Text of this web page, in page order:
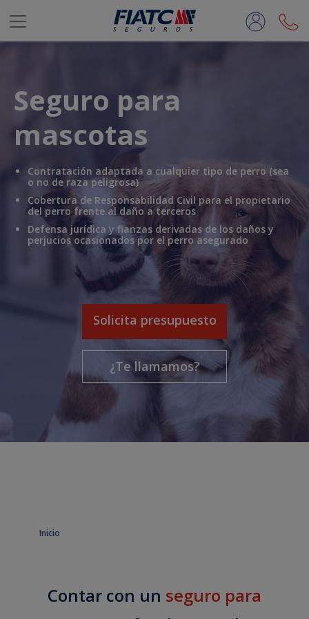
Saltar al contenido principal
Seguro para
mascotas
Contratación adaptada a cualquier tipo de perro (sea
o no de raza peligrosa)
Cobertura de Responsabilidad Civil para el propietario
del perro frente al daño a terceros
Defensa jurídica y fianzas derivadas de los daños y
perjucios ocasionados por el perro asegurado
Solicita presupuesto
¿Te llamamos?
Inicio
Contar con un seguro para